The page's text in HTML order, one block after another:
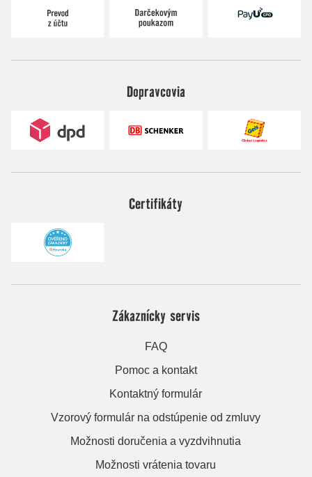
Dopravcovia
Certifikáty
Zákaznícky servis
FAQ
Pomoc a kontakt
Kontaktný formulár
Vzorový formulár na odstúpenie od zmluvy
Možnosti doručenia a vyzdvihnutia
Možnosti vrátenia tovaru